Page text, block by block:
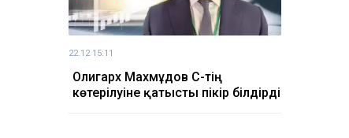
22.12 15:11
Олигарх Махмұдов ҚҚС-тің
көтерілуіне қатысты пікір білдірді